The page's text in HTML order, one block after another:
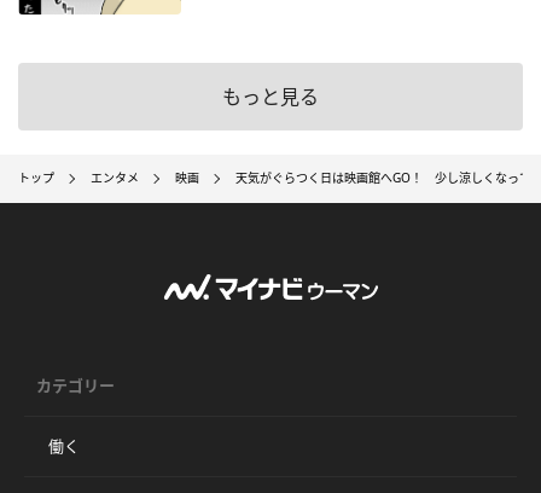
もっと見る
トップ エンタメ 映画 天気がぐらつく日は映画館へGO！ 少し涼しくなって
カテゴリー
働く